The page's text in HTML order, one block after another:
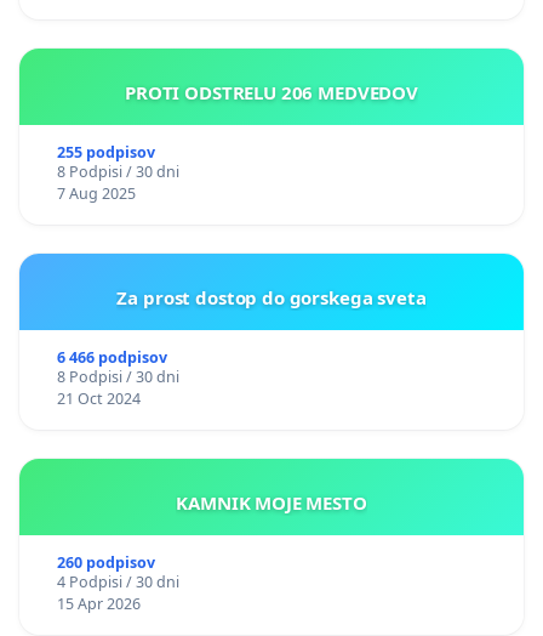
PROTI ODSTRELU 206 MEDVEDOV
255 podpisov
8 Podpisi / 30 dni
7 Aug 2025
Za prost dostop do gorskega sveta
6 466 podpisov
8 Podpisi / 30 dni
21 Oct 2024
KAMNIK MOJE MESTO
260 podpisov
4 Podpisi / 30 dni
15 Apr 2026